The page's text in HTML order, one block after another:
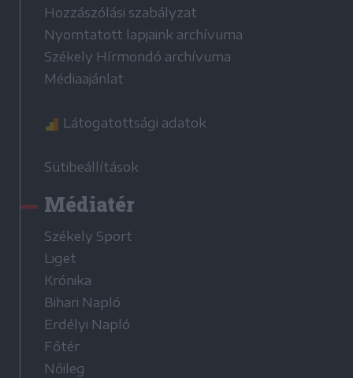
Hozzászólási szabályzat
Nyomtatott lapjaink archívuma
Székely Hírmondó archívuma
Médiaajánlat
Látogatottsági adatok
Sütibeállítások
Médiatér
Székely Sport
Liget
Krónika
Bihari Napló
Erdélyi Napló
Főtér
Nőileg